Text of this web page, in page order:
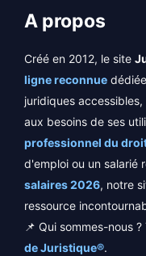
A propos
Créé en 2012, le site
ligne reconnue
juridiques
aux besoins de ses
professionnel du
d'emploi ou un salarié
salaires 2026, notre
ressource
📌 Qui sommes-nous
de Juristique®.